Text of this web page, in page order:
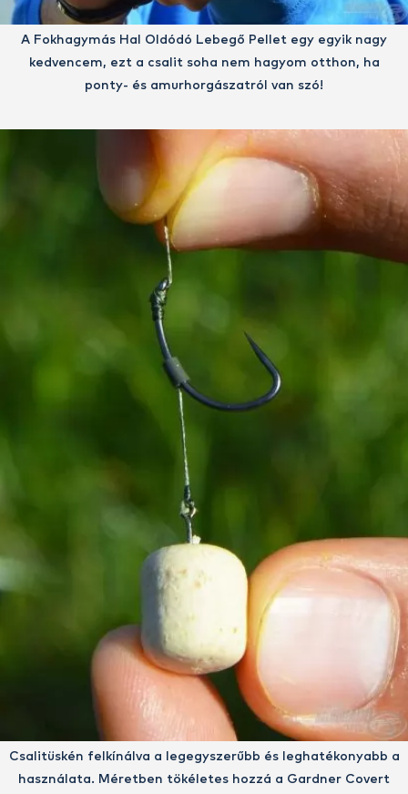
A Fokhagymás Hal Oldódó Lebegő Pellet egy egyik nagy
kedvencem, ezt a csalit soha nem hagyom otthon, ha
ponty- és amurhorgászatról van szó!
Csalitüskén felkínálva a legegyszerűbb és leghatékonyabb a
használata. Méretben tökéletes hozzá a Gardner Covert